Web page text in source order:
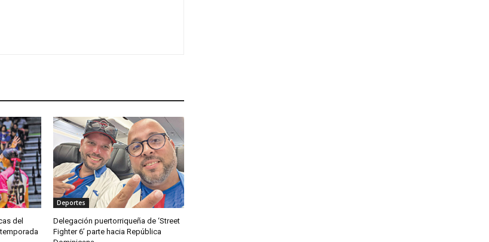
del
Deportes
Delegación puertorriqueña de ‘Street
Fighter 6’ parte hacia República